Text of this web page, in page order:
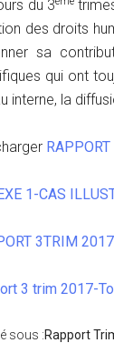
du 3
des droits
sa
qui ont
interne, la
1-CAS
3TRIM
3 trim 2017-
sous :Rapport